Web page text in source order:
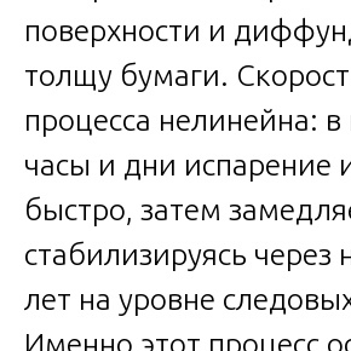
поверхности и
толщу бумаги.
процесса нелинейна:
часы и дни испарение
быстро, затем
стабилизируясь через
лет на уровне
Именно этот процесс